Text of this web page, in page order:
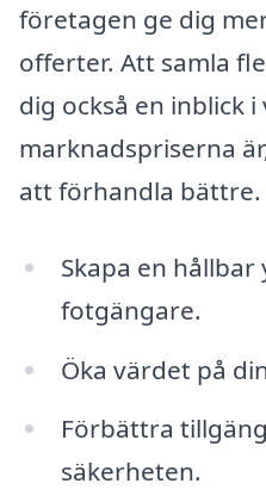
företagen ge dig
offerter. Att samla
dig också en inblick i
marknadspriserna
att förhandla bättre.
Skapa en
fotgängare.
Öka värdet på
Förbättra
säkerheten.